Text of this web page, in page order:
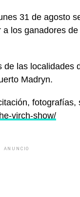
31 de agosto
los ganadores
las localidades
Madryn.
fotografías,
virch-show/
ANUNCIO